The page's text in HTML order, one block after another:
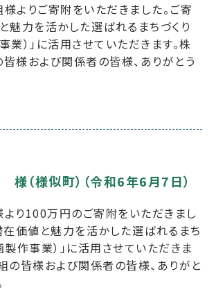
よりご寄附をいただきました。ご寄
魅力を活かした選ばれるまちづくり
業）」に活用させていただきます。株
様および関係者の皆様、ありがとう
（様似町）（令和6年6月7日）
り100万円のご寄附をいただきまし
在価値と魅力を活かした選ばれるまち
製作事業）」に活用させていただきま
の皆様および関係者の皆様、ありがと